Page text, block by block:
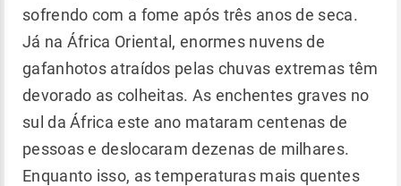
sofrendo com a fome após três anos de seca.
Já na África Oriental, enormes nuvens de
gafanhotos atraídos pelas chuvas extremas têm
devorado as colheitas. As enchentes graves no
sul da África este ano mataram centenas de
pessoas e deslocaram dezenas de milhares.
Enquanto isso, as temperaturas mais quentes